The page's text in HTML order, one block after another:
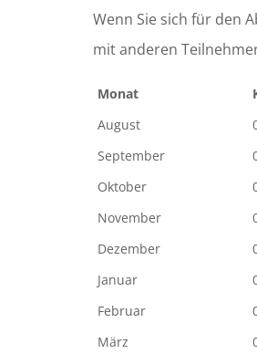
Wenn Sie sich für den
mit anderen
Monat
August
September
Oktober
November
Dezember
Januar
Februar
März